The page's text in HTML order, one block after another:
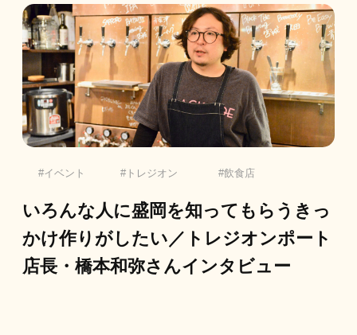
イベント トレジオン 飲食店
いろんな人に盛岡を知ってもらうきっ
かけ作りがしたい／トレジオンポート
店長・橋本和弥さんインタビュー